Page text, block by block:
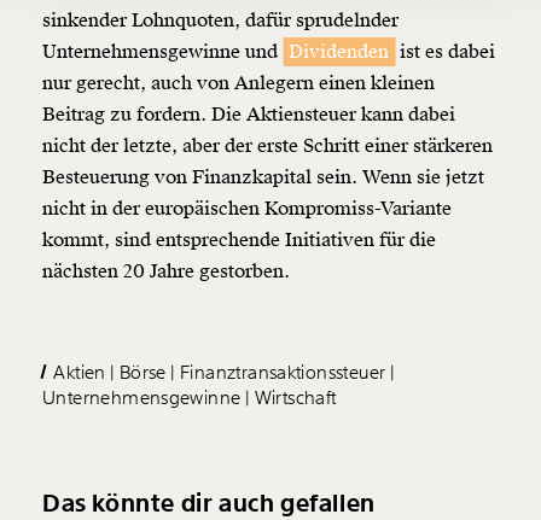
Ich möchte meine Spende verschenken.
Du erhältst eine E-Mail mit deiner
Geschenkurkunde im PDF-Format, welche Du
ausdrucken oder weiterleiten und verschenken
kannst.
Weiter
1/3
sinkender Lohnquoten, dafür sprudelnder
Unternehmensgewinne und Dividenden ist es dabei
nur gerecht, auch von Anlegern einen kleinen
Beitrag zu fordern. Die Aktiensteuer kann dabei
nicht der letzte, aber der erste Schritt einer stärkeren
Besteuerung von Finanzkapital sein. Wenn sie jetzt
nicht in der europäischen Kompromiss-Variante
kommt, sind entsprechende Initiativen für die
nächsten 20 Jahre gestorben.
Aktien Börse
Finanztransaktionssteuer
Unternehmensgewinne Wirtschaft
Das könnte dir auch gefallen